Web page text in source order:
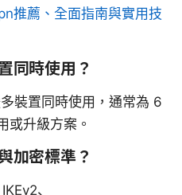
推薦、全面指南與實用技
同時使用？
裝置同時使用，通常為 6
或升級方案。
加密標準？
、